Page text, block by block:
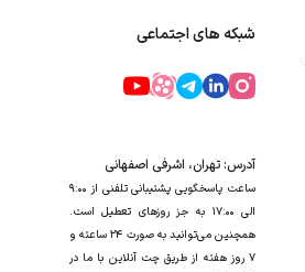
شبکه های اجتماعی
آدرس: تهران، اشرفی اصفهانی
ساعت پاسخگویی پشتیبانی تلفنی از ۹:۰۰
الی ۱۷:۰۰ به جز روزهای تعطیل است.
همچنین می‌توانید به صورت ۲۴ ساعته و
۷ روز هفته از طریق چت آنلاین با ما در